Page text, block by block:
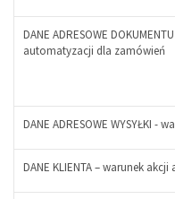
+
DANE ADRESOWE
automatyzacji dla zamówień
DANE ADRESOWE WYSYŁKI
DANE KLIENTA – warunek